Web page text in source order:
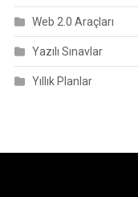
Web 2.0 Araçları
Yazılı Sınavlar
Yıllık Planlar